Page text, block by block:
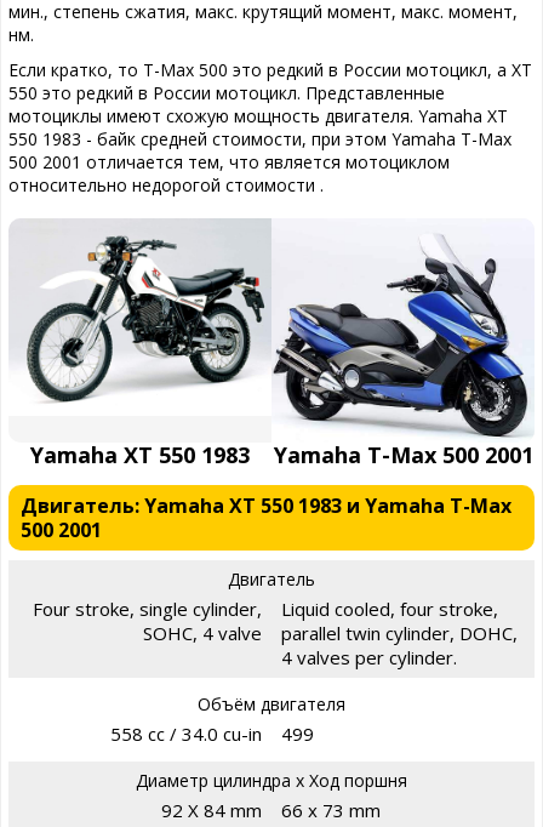
мин., степень сжатия, макс. крутящий момент, макс. момент,
нм.
Если кратко, то T-Max 500 это редкий в России мотоцикл, а XT
550 это редкий в России мотоцикл. Представленные
мотоциклы имеют схожую мощность двигателя. Yamaha XT
550 1983 - байк средней стоимости, при этом Yamaha T-Max
500 2001 отличается тем, что является мотоциклом
относительно недорогой стоимости .
Yamaha XT 550 1983 Yamaha T-Max 500 2001
Двигатель: Yamaha XT 550 1983 и Yamaha T-Max
500 2001
Двигатель
Four stroke, single cylinder,
SOHC, 4 valve
Liquid cooled, four stroke,
parallel twin cylinder, DOHC,
4 valves per cylinder.
Объём двигателя
558 cc / 34.0 cu-in 499
Диаметр цилиндра х Ход поршня
92 X 84 mm 66 x 73 mm